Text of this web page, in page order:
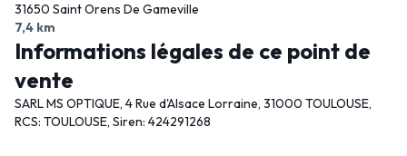
31650 Saint Orens De Gameville
7,4 km
Informations légales de ce point de
vente
SARL MS OPTIQUE, 4 Rue d'Alsace Lorraine, 31000 TOULOUSE,
RCS: TOULOUSE, Siren: 424291268